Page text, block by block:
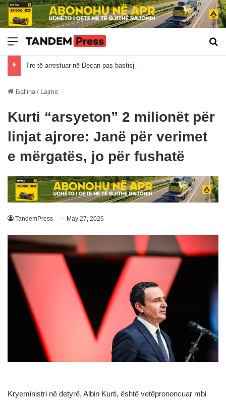
Meny
Ballina / Lajme
Kurti “arsyeton” 2 milionët për
linjat ajrore: Janë për verimet
e mërgatës, jo për fushatë
TandemPress May 27, 2026
Kryeministri në detyrë, Albin Kurti, është vetëprononcuar mbi